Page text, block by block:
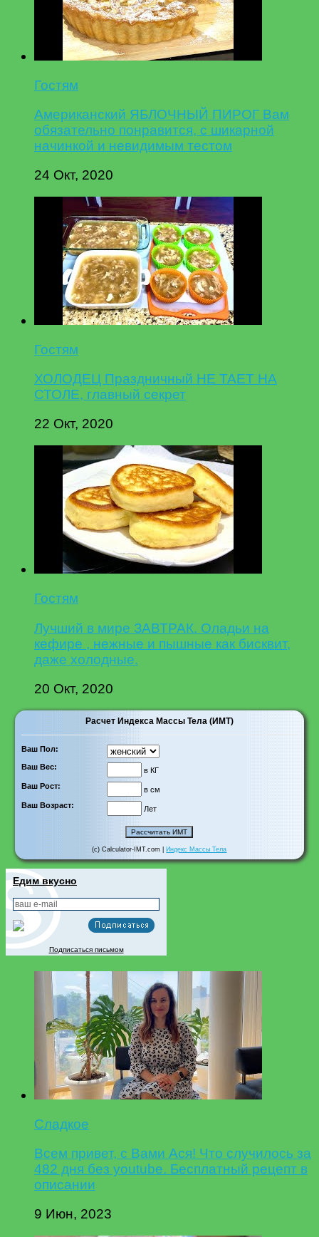
Гостям
Американский ЯБЛОЧНЫЙ ПИРОГ Вам
обязательно понравится, с шикарной
начинкой и невидимым тестом
24 Окт, 2020
Гостям
ХОЛОДЕЦ Праздничный НЕ ТАЕТ НА
СТОЛЕ, главный секрет
22 Окт, 2020
Гостям
Лучший в мире ЗАВТРАК. Оладьи на
кефире , нежные и пышные как бисквит,
даже холодные.
20 Окт, 2020
Расчет Индекса Массы Тела (ИМТ)
Ваш Пол:
Ваш Вес:
в КГ
Ваш Рост:
в см
Ваш Возраст:
Лет
(c) Calculator-IMT.com | Индекс Массы Тела
Едим вкусно
Подписаться письмом
Сладкое
Всем привет, с Вами Ася! Что случилось за
482 дня без youtube. Бесплатный рецепт в
описании
9 Июн, 2023